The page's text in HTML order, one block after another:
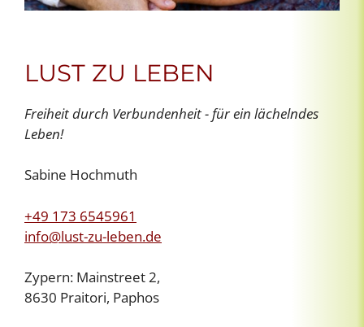
LUST ZU LEBEN
Freiheit durch Verbundenheit - für ein lächelndes
Leben!
Sabine Hochmuth
+49 173 6545961
info@lust-zu-leben.de
Zypern: Mainstreet 2,
8630 Praitori, Paphos